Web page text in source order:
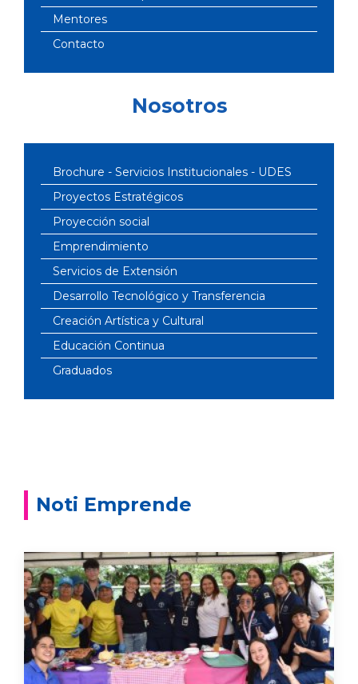
Mentores
Contacto
Nosotros
Brochure - Servicios Institucionales - UDES
Proyectos Estratégicos
Proyección social
Emprendimiento
Servicios de Extensión
Desarrollo Tecnológico y Transferencia
Creación Artística y Cultural
Educación Continua
Graduados
Noti Emprende